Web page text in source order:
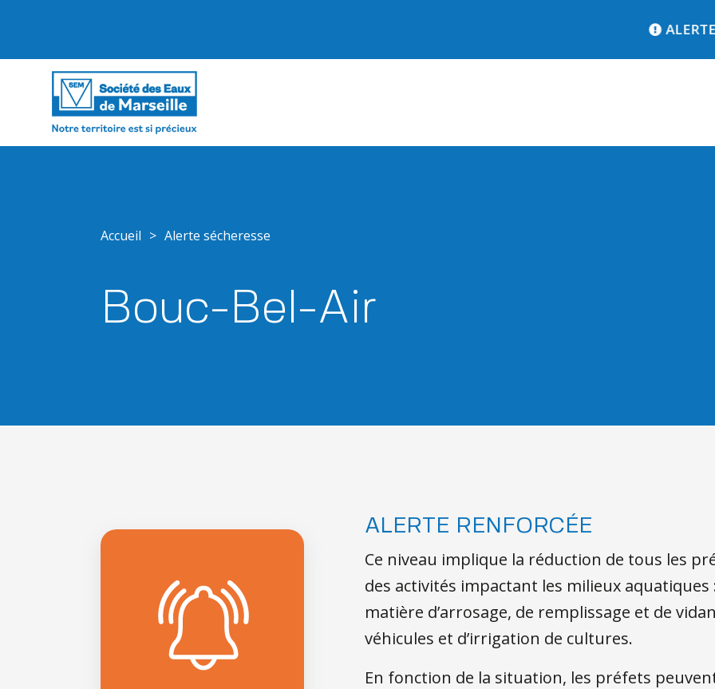
ALERTE SÉ
Accueil > Alerte sécheresse
Bouc-Bel-Air
ALERTE RENFORCÉE
Ce niveau implique la réduction de tous les
des activités impactant les milieux
matière d’arrosage, de remplissage et de
véhicules et d’irrigation de cultures.
En fonction de la situation, les préfets